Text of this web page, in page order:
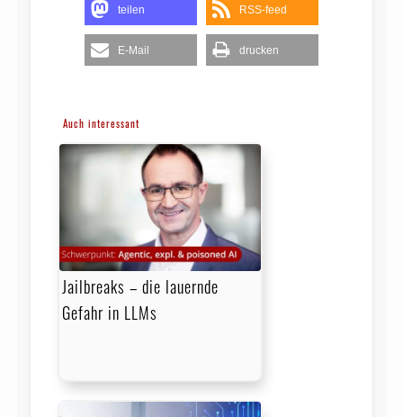
teilen RSS-feed
E-Mail drucken
Auch interessant
Jailbreaks – die lauernde
Gefahr in LLMs